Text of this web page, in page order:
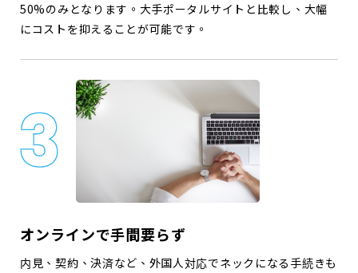
50%のみとなります。大手ポータルサイトと比較し、大幅
にコストを抑えることが可能です。
オンラインで手間要らず
内見、契約、決済など、外国人対応でネックになる手続きも